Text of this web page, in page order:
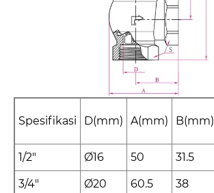
Spesifikasi D(mm) A(mm) B(mm)
1/2" Ø16 50 31.5
3/4" Ø20 60.5 38